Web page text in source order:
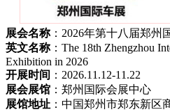
展会名称：2026年第十八届郑州
英文名称：The 18th Zhengzhou
Exhibition in 2026
开展时间 ：2026.11.12-11.22
展会展馆 ：郑州国际会展中心
展馆地址 ：中国郑州市郑东新区